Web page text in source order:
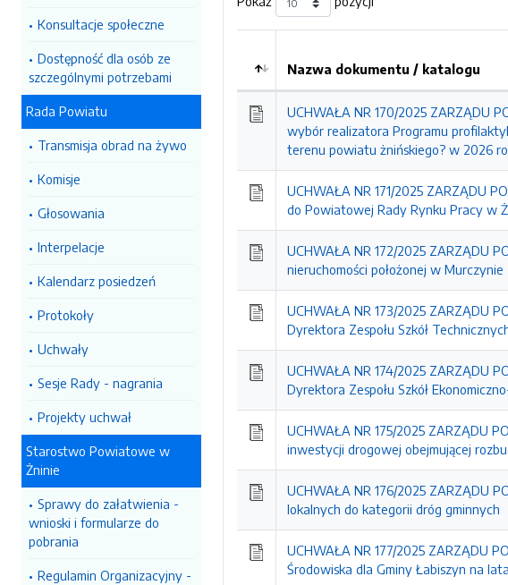
Konsultacje społeczne
Dostępność dla osób ze
szczególnymi potrzebami
Rada Powiatu
Transmisja obrad na żywo
Komisje
Głosowania
Interpelacje
Kalendarz posiedzeń
Protokoły
Uchwały
Sesje Rady - nagrania
Projekty uchwał
Starostwo Powiatowe w
Żninie
Sprawy do załatwienia -
wnioski i formularze do
pobrania
Regulamin Organizacyjny -
Kolejność
Nazwa dokumentu / katalogu
UCHWAŁA NR 170/2025 ZARZĄDU
wybór realizatora Programu
terenu powiatu żnińskiego? w 2026
UCHWAŁA NR 171/2025 ZARZĄDU
do Powiatowej Rady Rynku Pracy w
UCHWAŁA NR 172/2025 ZARZĄDU
nieruchomości położonej w Murczynie
UCHWAŁA NR 173/2025 ZARZĄDU
Dyrektora Zespołu Szkół
UCHWAŁA NR 174/2025 ZARZĄDU
Dyrektora Zespołu Szkół
UCHWAŁA NR 175/2025 ZARZĄDU
inwestycji drogowej obejmującej
UCHWAŁA NR 176/2025 ZARZĄDU
lokalnych do kategorii dróg gminnych
UCHWAŁA NR 177/2025 ZARZĄDU
Środowiska dla Gminy Łabiszyn na